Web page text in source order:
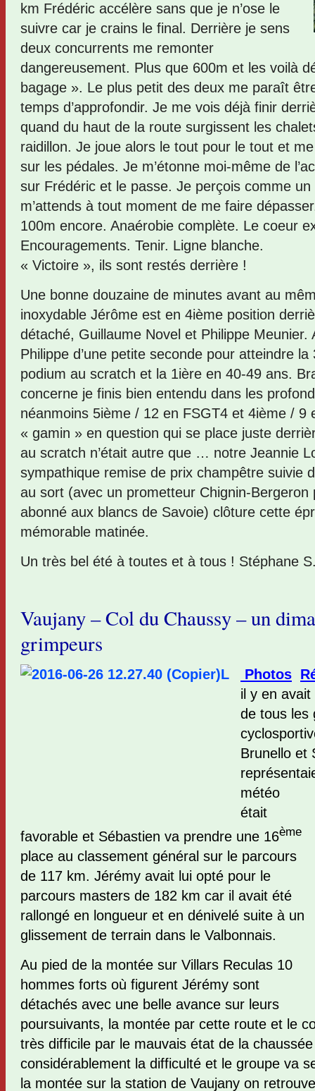
km Frédéric accélère sans que je n’ose le
suivre car je crains le final. Derrière je sens
deux concurrents me remonter
dangereusement. Plus que 600m et les voilà
bagage ». Le plus petit des deux me paraît
temps d’approfondir. Je me vois déjà finir
quand du haut de la route surgissent les
raidillon. Je joue alors le tout pour le tout et
sur les pédales. Je m’étonne moi-même de
sur Frédéric et le passe. Je perçois comme
m’attends à tout moment de me faire
100m encore. Anaérobie complète. Le coeur
Encouragements. Tenir. Ligne blanche.
« Victoire », ils sont restés derrière !
Une bonne douzaine de minutes avant au
inoxydable Jérôme est en 4ième position
détaché, Guillaume Novel et Philippe Meunier.
Philippe d’une petite seconde pour atteindre
podium au scratch et la 1ière en 40-49 ans.
concerne je finis bien entendu dans les
néanmoins 5ième / 12 en FSGT4 et 4ième / 9
« gamin » en question qui se place juste
au scratch n’était autre que … notre Jeannie
sympathique remise de prix champêtre suivie
au sort (avec un prometteur Chignin-Bergeron
abonné aux blancs de Savoie) clôture cette
mémorable matinée.
Un très bel été à toutes et à tous ! Stéphane
Vaujany – Col du Chaussy – un
grimpeurs
Photos
il y en
de tous les
Brunello et
météo
était
favorable et Sébastien va prendre une 16ème
place au classement général sur le parcours
de 117 km. Jérémy avait lui opté pour le
parcours masters de 182 km car il avait été
rallongé en longueur et en dénivelé suite à un
glissement de terrain dans le Valbonnais.
Au pied de la montée sur Villars Reculas 10
hommes forts où figurent Jérémy sont
détachés avec une belle avance sur leurs
poursuivants, la montée par cette route et le
très difficile par le mauvais état de la
considérablement la difficulté et le groupe va
la montée sur la station de Vaujany on